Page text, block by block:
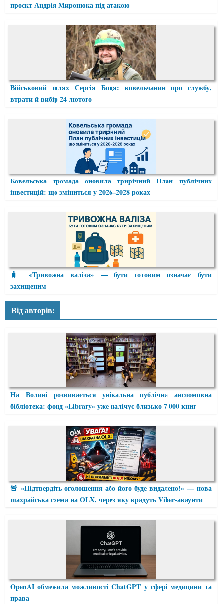
проєкт Андрія Миронюка під атакою
Військовий шлях Сергія Боця: ковельчанин про службу,
втрати й вибір 24 лютого
Ковельська громада оновила трирічний План публічних
інвестицій: що зміниться у 2026–2028 роках
🧳 «Тривожна валіза» — бути готовим означає бути
захищеним
Від авторів:
На Волині розвивається унікальна публічна англомовна
бібліотека: фонд «Library» уже налічує близько 7 000 книг
🚨 «Підтвердіть оголошення або його буде видалено!» — нова
шахрайська схема на OLX, через яку крадуть Viber-акаунти
OpenAI обмежила можливості ChatGPT у сфері медицини та
права